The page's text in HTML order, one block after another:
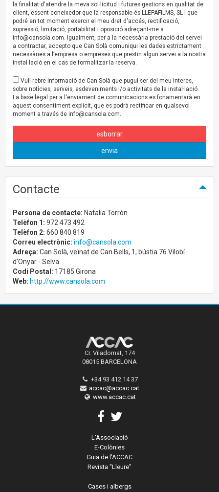
la finalitat d'atendre la meva sol·licitud i futures gestions en qualitat de
client, essent coneixedor que la responsable és LLEPAFILMS, SL i que
podré en tot moment exercir el meu dret d'accés, rectificació,
supressió, limitació, portabilitat i oposició adreçant-me a
info@cansola.com . Igualment, per a la necessària prestació del servei
a contractar, accepto que Can Solà comuniqui les dades estrictament
necessàries a l’empresa o empreses que prestin algun servei a la nostra
instal·lació en el cas de formalitzar la reserva.
Vull rebre informació de Can Solà que pugui ser del meu interès,
sobre notícies, serveis, esdeveniments i/o activitats de la instal·lació.
La base legal per a l'enviament de comunicacions es fonamentarà en
aquest consentiment explícit, que es podrà rectificar en qualsevol
moment a través de info@cansola.com
esborrar
envia
Contacte
Persona de contacte: Natalia Torrón
Telèfon 1: 972 473 492
Telèfon 2: 660 840 819
Correu electrònic: info@cansola.com
Adreça: Can Solà, veïnat de Can Bells, 1, bústia 76 Vilobí
d'Onyar - Selva
Codi Postal: 17185 Girona
Web: http://www.cansola.com
Cr. Viladomat, 174
08015 BARCELONA
+34 93 412 14 37
accac@accac.cat
www.accac.cat
L'Associació
E-Colònies
Guia de l'ACCAC
Revista "Lleure"
Cases i albergs